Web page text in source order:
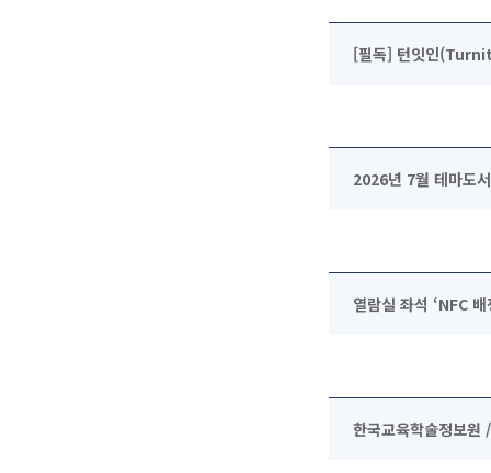
[필독] 턴잇인
2026년 7월 테마도
열람실 좌석 ‘NFC
한국교육학술정보